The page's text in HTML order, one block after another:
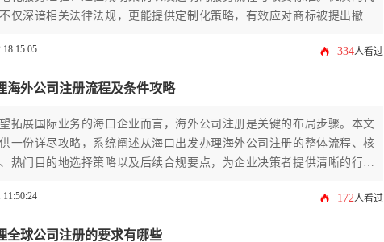
仅深谙相关法律法规，更能提供定制化策略，有效应对商标被提出撤三
18:15:05 334人看过
海外公司注册流程及条件攻略
拓展国际业务的海口企业而言，海外公司注册是关键的布局步骤。本文
一份详尽攻略，系统阐述从海口出发办理海外公司注册的整体流程、核
热门目的地选择策略以及后续合规要点，为企业决策者提供清晰的行动
11:50:24 172人看过
全球公司注册的要求有哪些